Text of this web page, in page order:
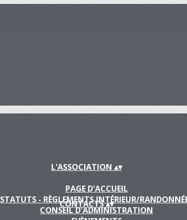
L'ASSOCIATION ▴▾
PAGE D'ACCUEIL
STATUTS - RÈGLEMENTS INTÉRIEUR/
CONSEIL D'ADMINISTRATION
CONTACTS▴▾